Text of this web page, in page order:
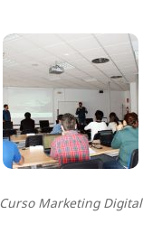
Curso Marketing Digital